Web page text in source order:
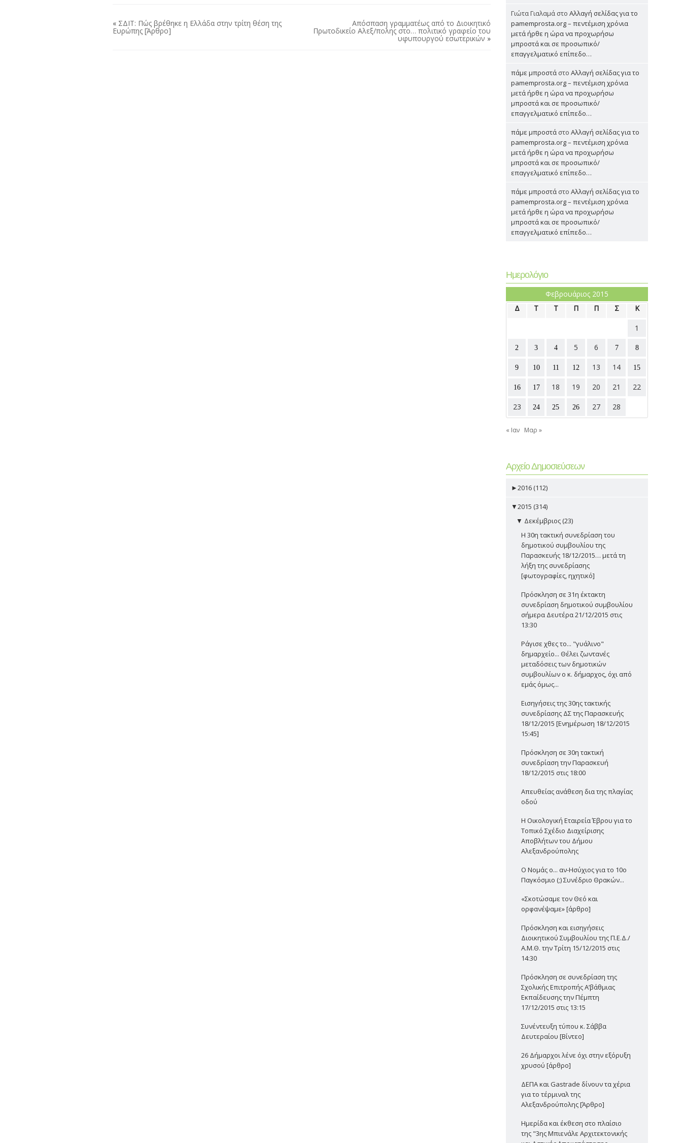
« ΣΔΙΤ: Πώς βρέθηκε η Ελλάδα στην τρίτη θέση της
Ευρώπης [Άρθρο]
Απόσπαση γραμματέως από το Διοικητικό
Πρωτοδικείο Αλεξ/πολης στο… πολιτικό γραφείο του
υφυπουργού εσωτερικών »
Γιώτα Γιαλαμά στο Αλλαγή σελίδας για το
pamemprosta.org – πεντέμιση χρόνια
μετά ήρθε η ώρα να προχωρήσω
μπροστά και σε προσωπικό/
επαγγελματικό επίπεδο…
πάμε μπροστά στο Αλλαγή σελίδας για το
pamemprosta.org – πεντέμιση χρόνια
μετά ήρθε η ώρα να προχωρήσω
μπροστά και σε προσωπικό/
επαγγελματικό επίπεδο…
πάμε μπροστά στο Αλλαγή σελίδας για το
pamemprosta.org – πεντέμιση χρόνια
μετά ήρθε η ώρα να προχωρήσω
μπροστά και σε προσωπικό/
επαγγελματικό επίπεδο…
πάμε μπροστά στο Αλλαγή σελίδας για το
pamemprosta.org – πεντέμιση χρόνια
μετά ήρθε η ώρα να προχωρήσω
μπροστά και σε προσωπικό/
επαγγελματικό επίπεδο…
Ημερολόγιο
Φεβρουάριος 2015
Δ
Τ Τ Π Π Σ Κ
1
2 3 4 5 6 7 8
9 10 11 12 13 14 15
16 17 18 19 20 21 22
23 24 25 26 27 28
« Ιαν Μαρ »
Αρχείο Δημοσιεύσεων
►2016 (112)
▼2015 (314)
▼ Δεκέμβριος (23)
Η 30η τακτική συνεδρίαση του
δημοτικού συμβουλίου της
Παρασκευής 18/12/2015… μετά τη
λήξη της συνεδρίασης
[φωτογραφίες, ηχητικό]
Πρόσκληση σε 31η έκτακτη
συνεδρίαση δημοτικού συμβουλίου
σήμερα Δευτέρα 21/12/2015 στις
13:30
Ράγισε χθες το... "γυάλινο"
δημαρχείο... Θέλει ζωντανές
μεταδόσεις των δημοτικών
συμβουλίων ο κ. δήμαρχος, όχι από
εμάς όμως...
Εισηγήσεις της 30ης τακτικής
συνεδρίασης ΔΣ της Παρασκευής
18/12/2015 [Ενημέρωση 18/12/2015
15:45]
Πρόσκληση σε 30η τακτική
συνεδρίαση την Παρασκευή
18/12/2015 στις 18:00
Απευθείας ανάθεση δια της πλαγίας
οδού
Η Οικολογική Εταιρεία Έβρου για το
Τοπικό Σχέδιο Διαχείρισης
Αποβλήτων του Δήμου
Αλεξανδρούπολης
Ο Νομάς ο... αν-Ησύχιος για το 10ο
Παγκόσμιο (;) Συνέδριο Θρακών...
«Σκοτώσαμε τον Θεό και
ορφανέψαμε» [άρθρο]
Πρόσκληση και εισηγήσεις
Διοικητικού Συμβουλίου της Π.Ε.Δ./
Α.Μ.Θ. την Τρίτη 15/12/2015 στις
14:30
Πρόσκληση σε συνεδρίαση της
Σχολικής Επιτροπής Α’βάθμιας
Εκπαίδευσης την Πέμπτη
17/12/2015 στις 13:15
Συνέντευξη τύπου κ. Σάββα
Δευτεραίου [Βίντεο]
26 Δήμαρχοι λένε όχι στην εξόρυξη
χρυσού [άρθρο]
ΔΕΠΑ και Gastrade δίνουν τα χέρια
για το τέρμιναλ της
Αλεξανδρούπολης [Άρθρο]
Ημερίδα και έκθεση στο πλαίσιο
της "3ης Μπιενάλε Αρχιτεκτονικής